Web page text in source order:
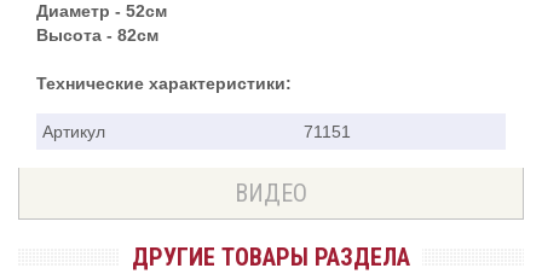
Диаметр - 52см
Высота - 82см
Технические характеристики:
Артикул 71151
ВИДЕО
ДРУГИЕ ТОВАРЫ РАЗДЕЛА